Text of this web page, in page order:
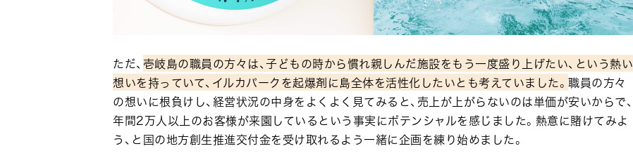
ただ、 壱岐島の職員の方々は、子どもの時から慣れ親しんだ施設をもう一度盛り上げたい、という熱い
想いを持っていて、イルカパークを起爆剤に島全体を活性化したいとも考えていました。 職員の方々
の想いに根負けし、経営状況の中身をよくよく見てみると、売上が上がらないのは単価が安いからで、
年間2万人以上のお客様が来園しているという事実にポテンシャルを感じました。熱意に賭けてみよ
う、と国の地方創生推進交付金を受け取れるよう一緒に企画を練り始めました。